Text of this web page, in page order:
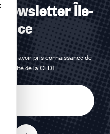
Newsletter Île-
avoir pris connaissance de
de la CFDT.